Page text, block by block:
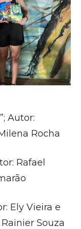
Autor:
Rocha
Rafael
Ely Vieira e
Souza